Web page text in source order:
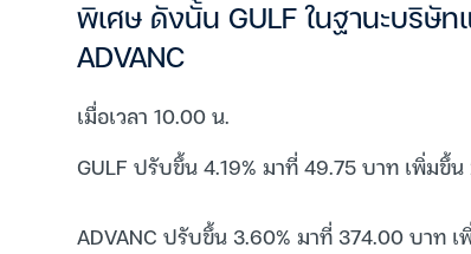
พิเศษ ดังนั้น GULF ในฐานะบริษั
ADVANC
เมื่อเวลา 10.00 น.
GULF ปรับขึ้น 4.19% มาที่ 49.75 บาท เพิ่มขึ้
ADVANC ปรับขึ้น 3.60% มาที่ 374.00 บาท